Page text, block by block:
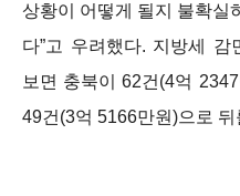
상황이 어떻게 될지 불확실
다”고 우려했다. 지방세
보면 충북이 62건(4억
49건(3억 5166만원)으로 뒤